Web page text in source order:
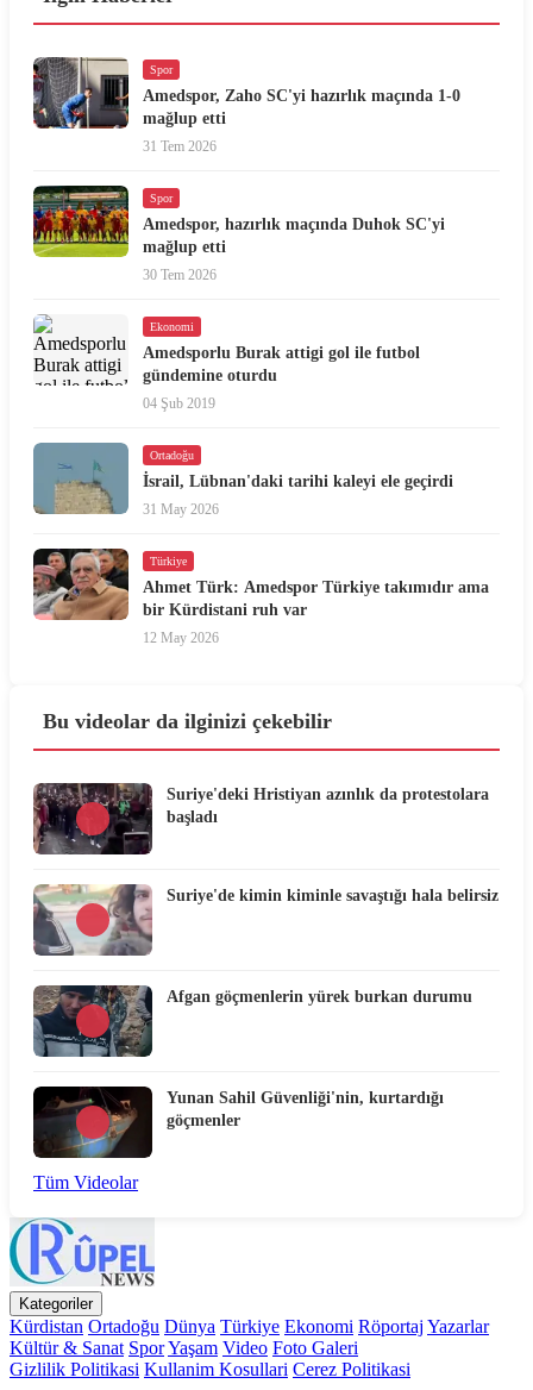
Spor
Amedspor, Zaho SC'yi hazırlık maçında 1-0
mağlup etti
31 Tem 2026
Spor
Amedspor, hazırlık maçında Duhok SC'yi
mağlup etti
30 Tem 2026
Ekonomi
Amedsporlu Burak attigi gol ile futbol
gündemine oturdu
04 Şub 2019
Ortadoğu
İsrail, Lübnan'daki tarihi kaleyi ele geçirdi
31 May 2026
Türkiye
Ahmet Türk: Amedspor Türkiye takımıdır ama
bir Kürdistani ruh var
12 May 2026
Bu videolar da ilginizi çekebilir
Suriye'deki Hristiyan azınlık da protestolara
başladı
Suriye'de kimin kiminle savaştığı hala belirsiz
Afgan göçmenlerin yürek burkan durumu
Yunan Sahil Güvenliği'nin, kurtardığı
göçmenler
Tüm Videolar
Kategoriler
Kürdistan Ortadoğu Dünya Türkiye Ekonomi Röportaj Yazarlar
Kültür & Sanat SporYaşam Video Foto Galeri
Gizlilik Politikasi Kullanim Kosullari Cerez Politikasi